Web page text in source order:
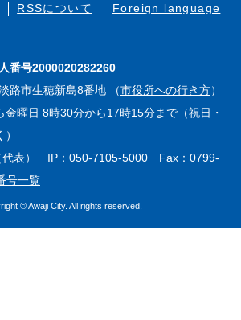
RSSについて
Foreign language
番号2000020282260
市生穂新島8番地 （市役所への行き方）
金曜日 8時30分から17時15分まで（祝日・
代表） IP：050-7105-5000 Fax：0799-
号一覧
© Awaji City. All rights reserved.